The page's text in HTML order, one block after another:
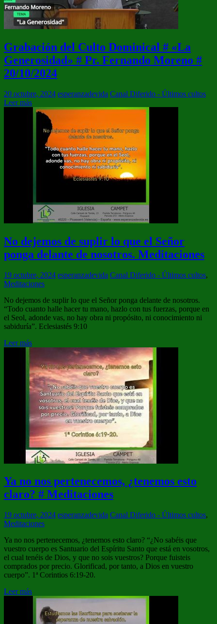
Grabación del Culto Dominical # «La
Generosidad» # Pr. Fernando Moreno #
20/10/2024
20 octubre, 2024 esperanzadevida Canal Diferido - Últimos cultos
Leer más
No dejemos de suplir lo que el Señor
ponga delante de nosotros. Meditaciones
19 octubre, 2024 esperanzadevida Canal Diferido - Últimos cultos,
Meditaciones
No dejemos de suplir lo que el Señor ponga delante de nosotros.
“Todo cuanto halle hacer tu mano, hazlo con tus fuerzas, porque en
el Seol, adonde vas, no hay obra ni propósito, ni conocimiento ni
sabiduría”. Eclesiastés 9:10
Leer más
Ya no nos pertenecemos, ¿tenemos esto
claro? # Meditaciones
19 octubre, 2024 esperanzadevida Canal Diferido - Últimos cultos,
Meditaciones
Ya no nos pertenecemos, ¿tenemos esto claro? “¿No sabéis que
vuestro cuerpo es Santuario del Espíritu Santo que está en vosotros,
el cual tenéis de Dios, y que no sois vuestros? Porque fuisteis
comprados por precio. Glorificad, por tanto, a Dios en vuestro
cuerpo”. 1ª Corintios 6:19-20.
Leer más